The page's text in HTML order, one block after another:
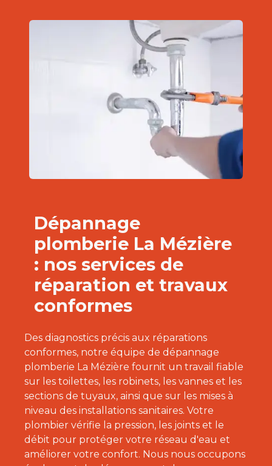
Dépannage
plomberie La Mézière
: nos services de
réparation et travaux
conformes
Des diagnostics précis aux réparations
conformes, notre équipe de dépannage
plomberie La Mézière fournit un travail fiable
sur les toilettes, les robinets, les vannes et les
sections de tuyaux, ainsi que sur les mises à
niveau des installations sanitaires. Votre
plombier vérifie la pression, les joints et le
débit pour protéger votre réseau d'eau et
améliorer votre confort. Nous nous occupons